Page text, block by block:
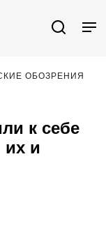
ОБОЗРЕНИЯ
к себе
их и